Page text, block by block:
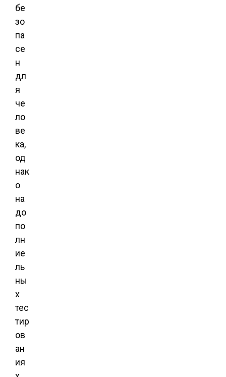
бе
зо
па
се
н
дл
я
че
ло
ве
ка,
од
нак
о
на
до
по
лн
ие
ль
ны
х
тес
тир
ов
ан
ия